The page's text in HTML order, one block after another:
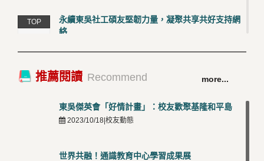
TOP
永續東吳社工碩友堅韌力量，凝聚共享共好支持網
絡
TOP
卓越永續校園 東吳大學連奪 ISO 14001、45001 及
50001三大國際驗證殊榮
推薦閱讀 Recommend more...
東吳傑英會「好情計畫」：校友歡聚基隆和平島
2023/10/18|校友動態
世界共融！通識教育中心學習成果展